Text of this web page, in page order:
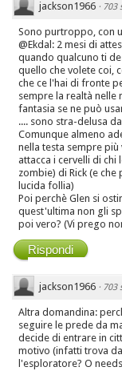
jackson1966 · 703
Sono purtroppo, con
@Ekdal: 2 mesi di
quando qualcuno ti
quello che volete coi,
che ce l'hai di fronte
sempre la realtà nelle
fantasia se ne può
.... sono stra-delusa
Comunque almeno
nella testa sempre più
attacca i cervelli di
zombie) di Rick (e
lucida follia)
Poi perchè Glen si
quest'ultima non gli
poi vero? (Vi prego
Rispondi
jackson1966 · 703
Altra domandina:
seguire le prede da
decide di entrare in
motivo (infatti trova
l'esploratore? O